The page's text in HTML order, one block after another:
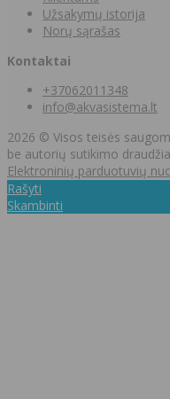
Užsakymų istorija
Norų sąrašas
Kontaktai
+37062011348
info@akvasistema.lt
2026 © Visos teisės
be autorių sutikimo
Elektroninių parduotuvių
Rašyti
Skambinti